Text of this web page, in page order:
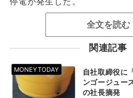
全文を読む
関連記事
自社取締役に
ンゴージュー
の社長摘発